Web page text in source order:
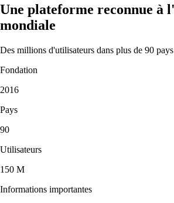
Une plateforme reconnue à
mondiale
Des millions d'utilisateurs dans plus de 90 pays
Fondation
2016
Pays
90
Utilisateurs
150 M
Informations importantes